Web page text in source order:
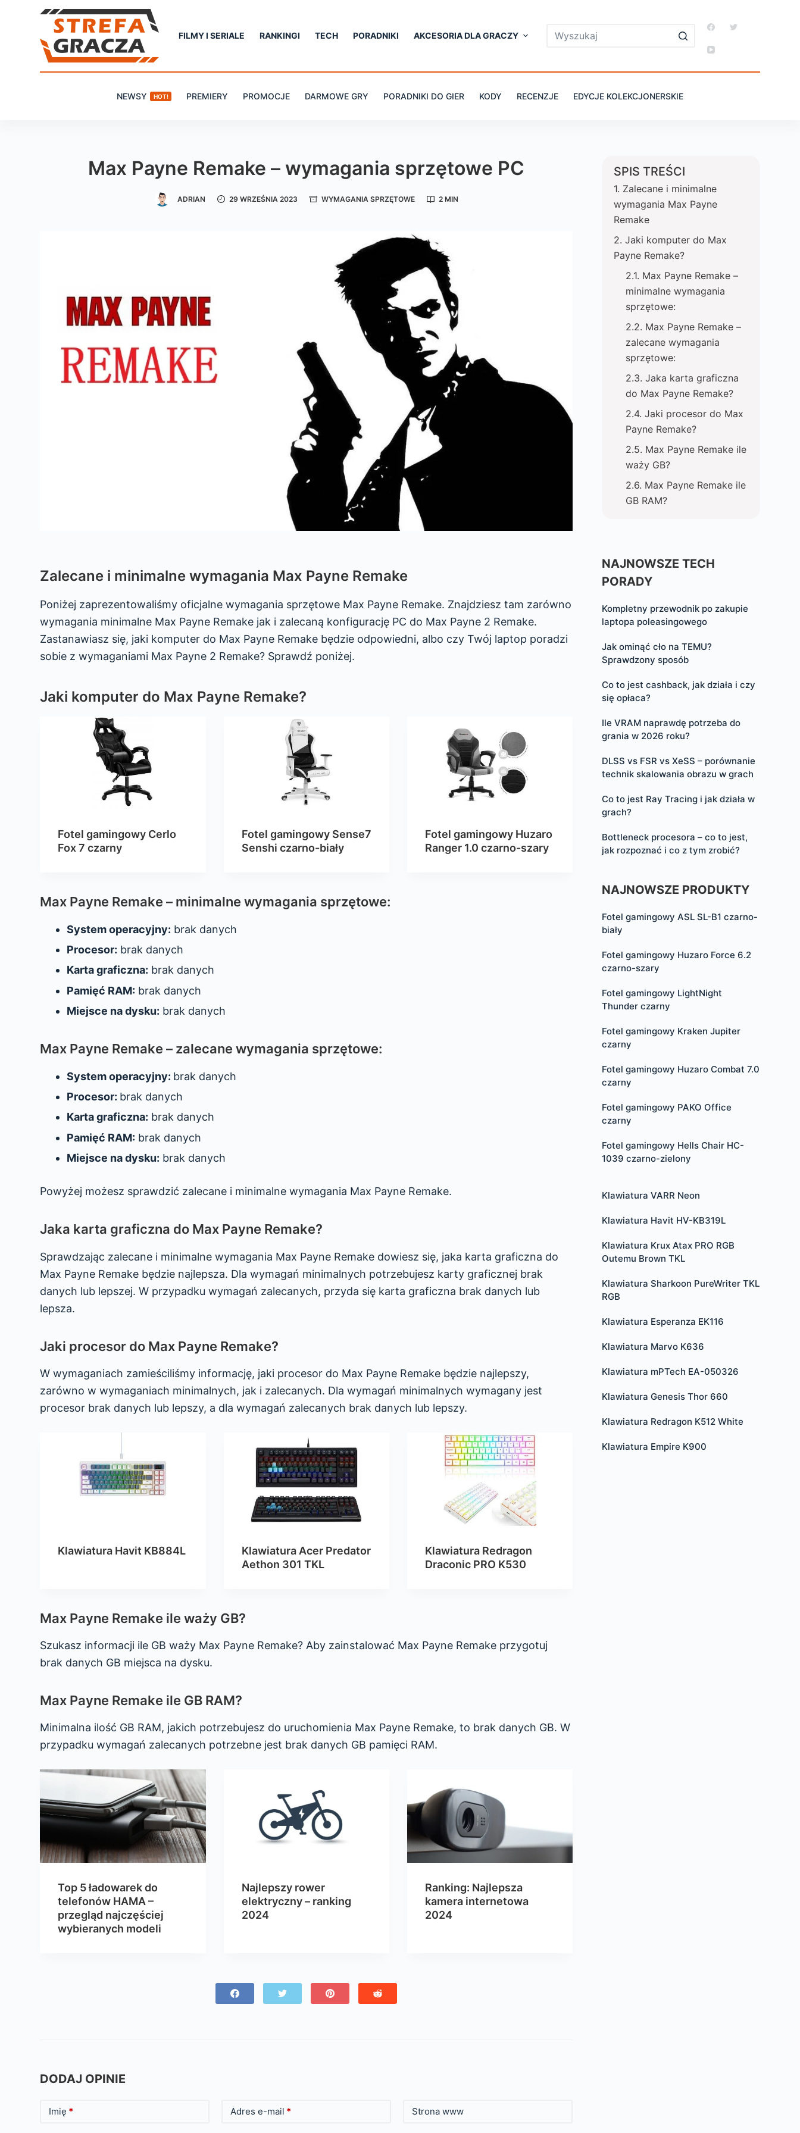
FILMY I SERIALE RANKINGI TECH PORADNIKI AKCESORIA DLA GRACZY
NEWSY HOT! PREMIERY PROMOCJE DARMOWE GRY PORADNIKI DO GIER KODY RECENZJE EDYCJE KOLEKCJONERSKIE
Max Payne Remake – wymagania sprzętowe PC
ADRIAN 29 WRZEŚNIA 2023 WYMAGANIA SPRZĘTOWE 2 MIN
Zalecane i minimalne wymagania Max Payne Remake
Poniżej zaprezentowaliśmy oficjalne wymagania sprzętowe Max Payne Remake. Znajdziesz tam zarówno
wymagania minimalne Max Payne Remake jak i zalecaną konfigurację PC do Max Payne 2 Remake.
Zastanawiasz się, jaki komputer do Max Payne Remake będzie odpowiedni, albo czy Twój laptop poradzi
sobie z wymaganiami Max Payne 2 Remake? Sprawdź poniżej.
Jaki komputer do Max Payne Remake?
Fotel gamingowy Cerlo
Fox 7 czarny
Fotel gamingowy Sense7
Senshi czarno-biały
Fotel gamingowy Huzaro
Ranger 1.0 czarno-szary
Max Payne Remake – minimalne wymagania sprzętowe:
System operacyjny: brak danych
Procesor: brak danych
Karta graficzna: brak danych
Pamięć RAM: brak danych
Miejsce na dysku: brak danych
Max Payne Remake – zalecane wymagania sprzętowe:
System operacyjny: brak danych
Procesor: brak danych
Karta graficzna: brak danych
Pamięć RAM: brak danych
Miejsce na dysku: brak danych
Powyżej możesz sprawdzić zalecane i minimalne wymagania Max Payne Remake.
Jaka karta graficzna do Max Payne Remake?
Sprawdzając zalecane i minimalne wymagania Max Payne Remake dowiesz się, jaka karta graficzna do
Max Payne Remake będzie najlepsza. Dla wymagań minimalnych potrzebujesz karty graficznej brak
danych lub lepszej. W przypadku wymagań zalecanych, przyda się karta graficzna brak danych lub
lepsza.
Jaki procesor do Max Payne Remake?
W wymaganiach zamieściliśmy informację, jaki procesor do Max Payne Remake będzie najlepszy,
zarówno w wymaganiach minimalnych, jak i zalecanych. Dla wymagań minimalnych wymagany jest
procesor brak danych lub lepszy, a dla wymagań zalecanych brak danych lub lepszy.
Klawiatura Havit KB884L
Klawiatura Acer Predator
Aethon 301 TKL
Klawiatura Redragon
Draconic PRO K530
Max Payne Remake ile waży GB?
Szukasz informacji ile GB waży Max Payne Remake? Aby zainstalować Max Payne Remake przygotuj
brak danych GB miejsca na dysku.
Max Payne Remake ile GB RAM?
Minimalna ilość GB RAM, jakich potrzebujesz do uruchomienia Max Payne Remake, to brak danych GB. W
przypadku wymagań zalecanych potrzebne jest brak danych GB pamięci RAM.
Top 5 ładowarek do
telefonów HAMA –
przegląd najczęściej
wybieranych modeli
Najlepszy rower
elektryczny – ranking
2024
Ranking: Najlepsza
kamera internetowa
2024
DODAJ OPINIE
Imię * Adres e-mail * Strona www
SPIS TREŚCI
Zalecane i minimalne
wymagania Max Payne
Remake
Jaki komputer do Max
Payne Remake?
Max Payne Remake –
minimalne wymagania
sprzętowe:
Max Payne Remake –
zalecane wymagania
sprzętowe:
Jaka karta graficzna
do Max Payne Remake?
Jaki procesor do Max
Payne Remake?
Max Payne Remake ile
waży GB?
Max Payne Remake ile
GB RAM?
NAJNOWSZE TECH
PORADY
Kompletny przewodnik po zakupie
laptopa poleasingowego
Jak ominąć cło na TEMU?
Sprawdzony sposób
Co to jest cashback, jak działa i czy
się opłaca?
Ile VRAM naprawdę potrzeba do
grania w 2026 roku?
DLSS vs FSR vs XeSS – porównanie
technik skalowania obrazu w grach
Co to jest Ray Tracing i jak działa w
grach?
Bottleneck procesora – co to jest,
jak rozpoznać i co z tym zrobić?
NAJNOWSZE PRODUKTY
Fotel gamingowy ASL SL-B1 czarno-
biały
Fotel gamingowy Huzaro Force 6.2
czarno-szary
Fotel gamingowy LightNight
Thunder czarny
Fotel gamingowy Kraken Jupiter
czarny
Fotel gamingowy Huzaro Combat 7.0
czarny
Fotel gamingowy PAKO Office
czarny
Fotel gamingowy Hells Chair HC-
1039 czarno-zielony
Klawiatura VARR Neon
Klawiatura Havit HV-KB319L
Klawiatura Krux Atax PRO RGB
Outemu Brown TKL
Klawiatura Sharkoon PureWriter TKL
RGB
Klawiatura Esperanza EK116
Klawiatura Marvo K636
Klawiatura mPTech EA-050326
Klawiatura Genesis Thor 660
Klawiatura Redragon K512 White
Klawiatura Empire K900